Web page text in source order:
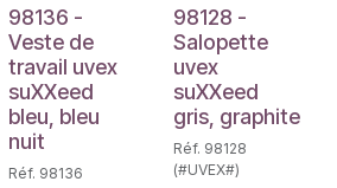
98136 -
Veste de
travail uvex
suXXeed
bleu, bleu
nuit
Réf. 98136
98128 -
Salopette
uvex
suXXeed
gris, graphite
Réf. 98128
(#UVEX#)